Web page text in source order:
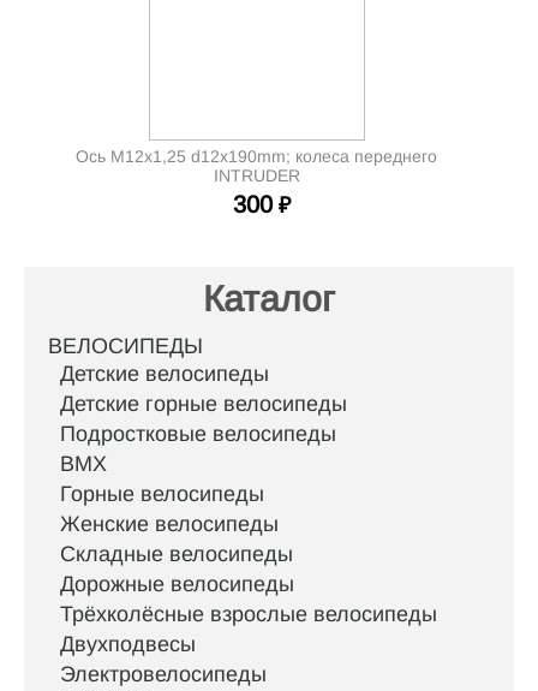
Ось M12x1,25 d12x190mm; колеса переднего
INTRUDER
300 ₽
Каталог
ВЕЛОСИПЕДЫ
Детские велосипеды
Детские горные велосипеды
Подростковые велосипеды
BMX
Горные велосипеды
Женские велосипеды
Складные велосипеды
Дорожные велосипеды
Трёхколёсные взрослые велосипеды
Двухподвесы
Электровелосипеды